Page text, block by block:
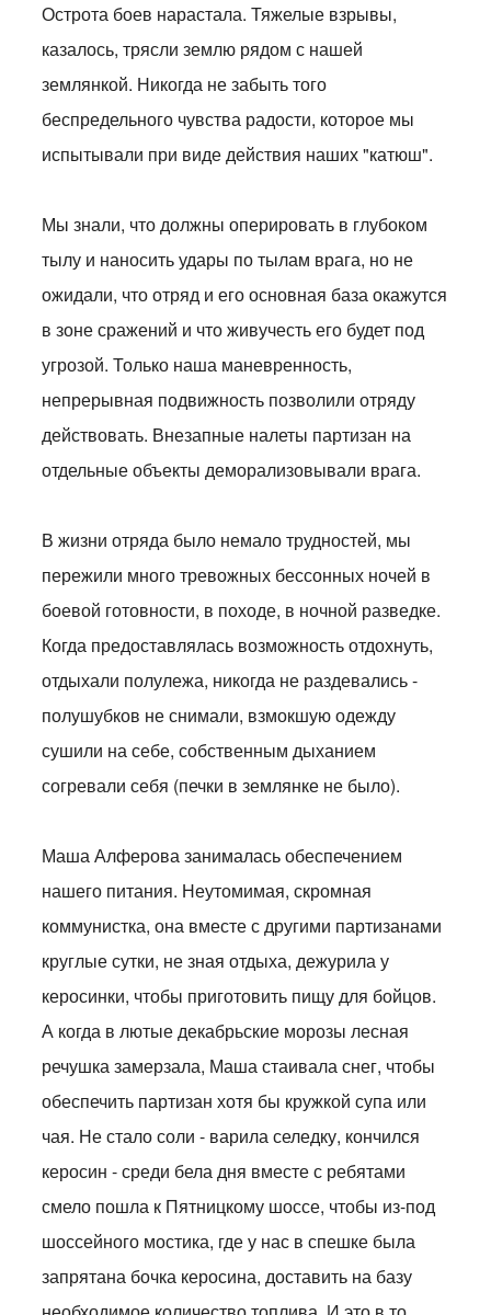
Острота боев нарастала. Тяжелые взрывы,
казалось, трясли землю рядом с нашей
землянкой. Никогда не забыть того
беспредельного чувства радости, которое мы
испытывали при виде действия наших "катюш".
Мы знали, что должны оперировать в глубоком
тылу и наносить удары по тылам врага, но не
ожидали, что отряд и его основная база окажутся
в зоне сражений и что живучесть его будет под
угрозой. Только наша маневренность,
непрерывная подвижность позволили отряду
действовать. Внезапные налеты партизан на
отдельные объекты деморализовывали врага.
В жизни отряда было немало трудностей, мы
пережили много тревожных бессонных ночей в
боевой готовности, в походе, в ночной разведке.
Когда предоставлялась возможность отдохнуть,
отдыхали полулежа, никогда не раздевались -
полушубков не снимали, взмокшую одежду
сушили на себе, собственным дыханием
согревали себя (печки в землянке не было).
Маша Алферова занималась обеспечением
нашего питания. Неутомимая, скромная
коммунистка, она вместе с другими партизанами
круглые сутки, не зная отдыха, дежурила у
керосинки, чтобы приготовить пищу для бойцов.
А когда в лютые декабрьские морозы лесная
речушка замерзала, Маша стаивала снег, чтобы
обеспечить партизан хотя бы кружкой супа или
чая. Не стало соли - варила селедку, кончился
керосин - среди бела дня вместе с ребятами
смело пошла к Пятницкому шоссе, чтобы из-под
шоссейного мостика, где у нас в спешке была
запрятана бочка керосина, доставить на базу